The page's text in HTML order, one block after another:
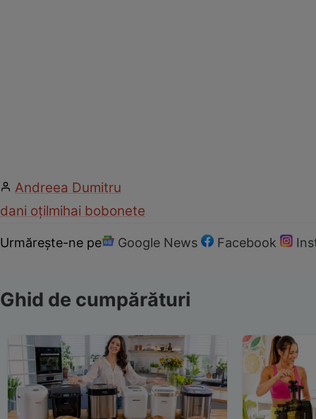
Andreea Dumitru
dani oțilmihai bobonete
Urmărește-ne pe Google News Facebook
Ghid de cumpărături